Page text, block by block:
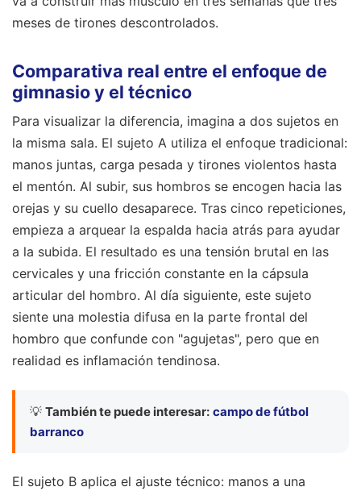
meses de tirones descontrolados.
Comparativa real entre el enfoque de
gimnasio y el técnico
Para visualizar la diferencia, imagina a dos sujetos en
la misma sala. El sujeto A utiliza el enfoque tradicional:
manos juntas, carga pesada y tirones violentos hasta
el mentón. Al subir, sus hombros se encogen hacia las
orejas y su cuello desaparece. Tras cinco repeticiones,
empieza a arquear la espalda hacia atrás para ayudar
a la subida. El resultado es una tensión brutal en las
cervicales y una fricción constante en la cápsula
articular del hombro. Al día siguiente, este sujeto
siente una molestia difusa en la parte frontal del
hombro que confunde con "agujetas", pero que en
realidad es inflamación tendinosa.
💡 También te puede interesar: campo de fútbol
barranco
El sujeto B aplica el ajuste técnico: manos a una